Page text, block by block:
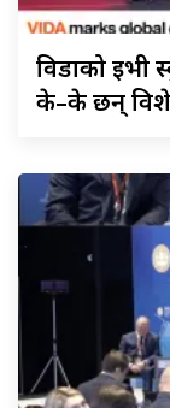
विडाकोईभी
के–के छन्